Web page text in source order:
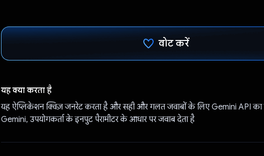
वोट करें
यह क्या करता है
यह ऐप्लिकेशन क्विज़ जनरेट करता है और सही और गलत जवाबों के लिए Gemini API का
Gemini, उपयोगकर्ता के इनपुट पैरामीटर के आधार पर जवाब देता है